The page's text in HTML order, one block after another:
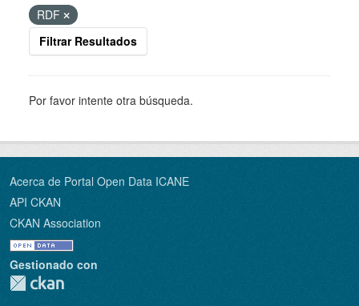
RDF
Filtrar Resultados
Por favor intente otra búsqueda.
Acerca de Portal Open Data ICANE
API CKAN
CKAN Association
Gestionado con